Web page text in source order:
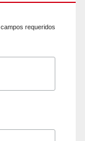
campos requeridos